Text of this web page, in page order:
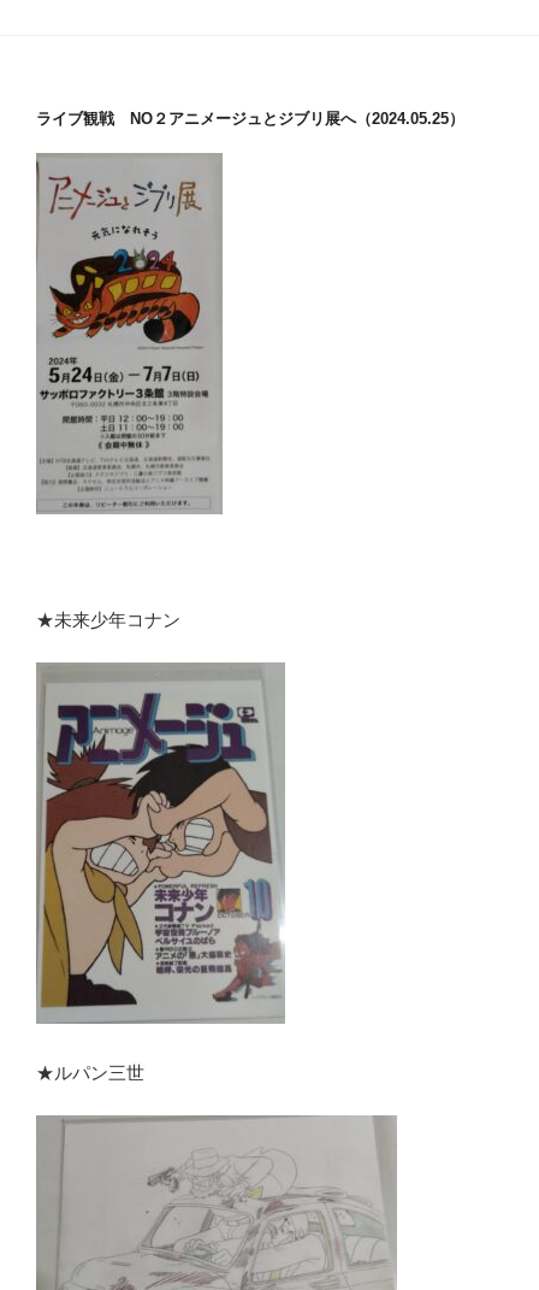
ライブ観戦 NO２アニメージュとジブリ展へ（2024.05.25）
★未来少年コナン
★ルパン三世